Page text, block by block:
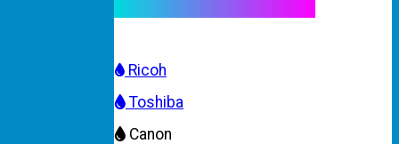
Ricoh
Toshiba
Canon